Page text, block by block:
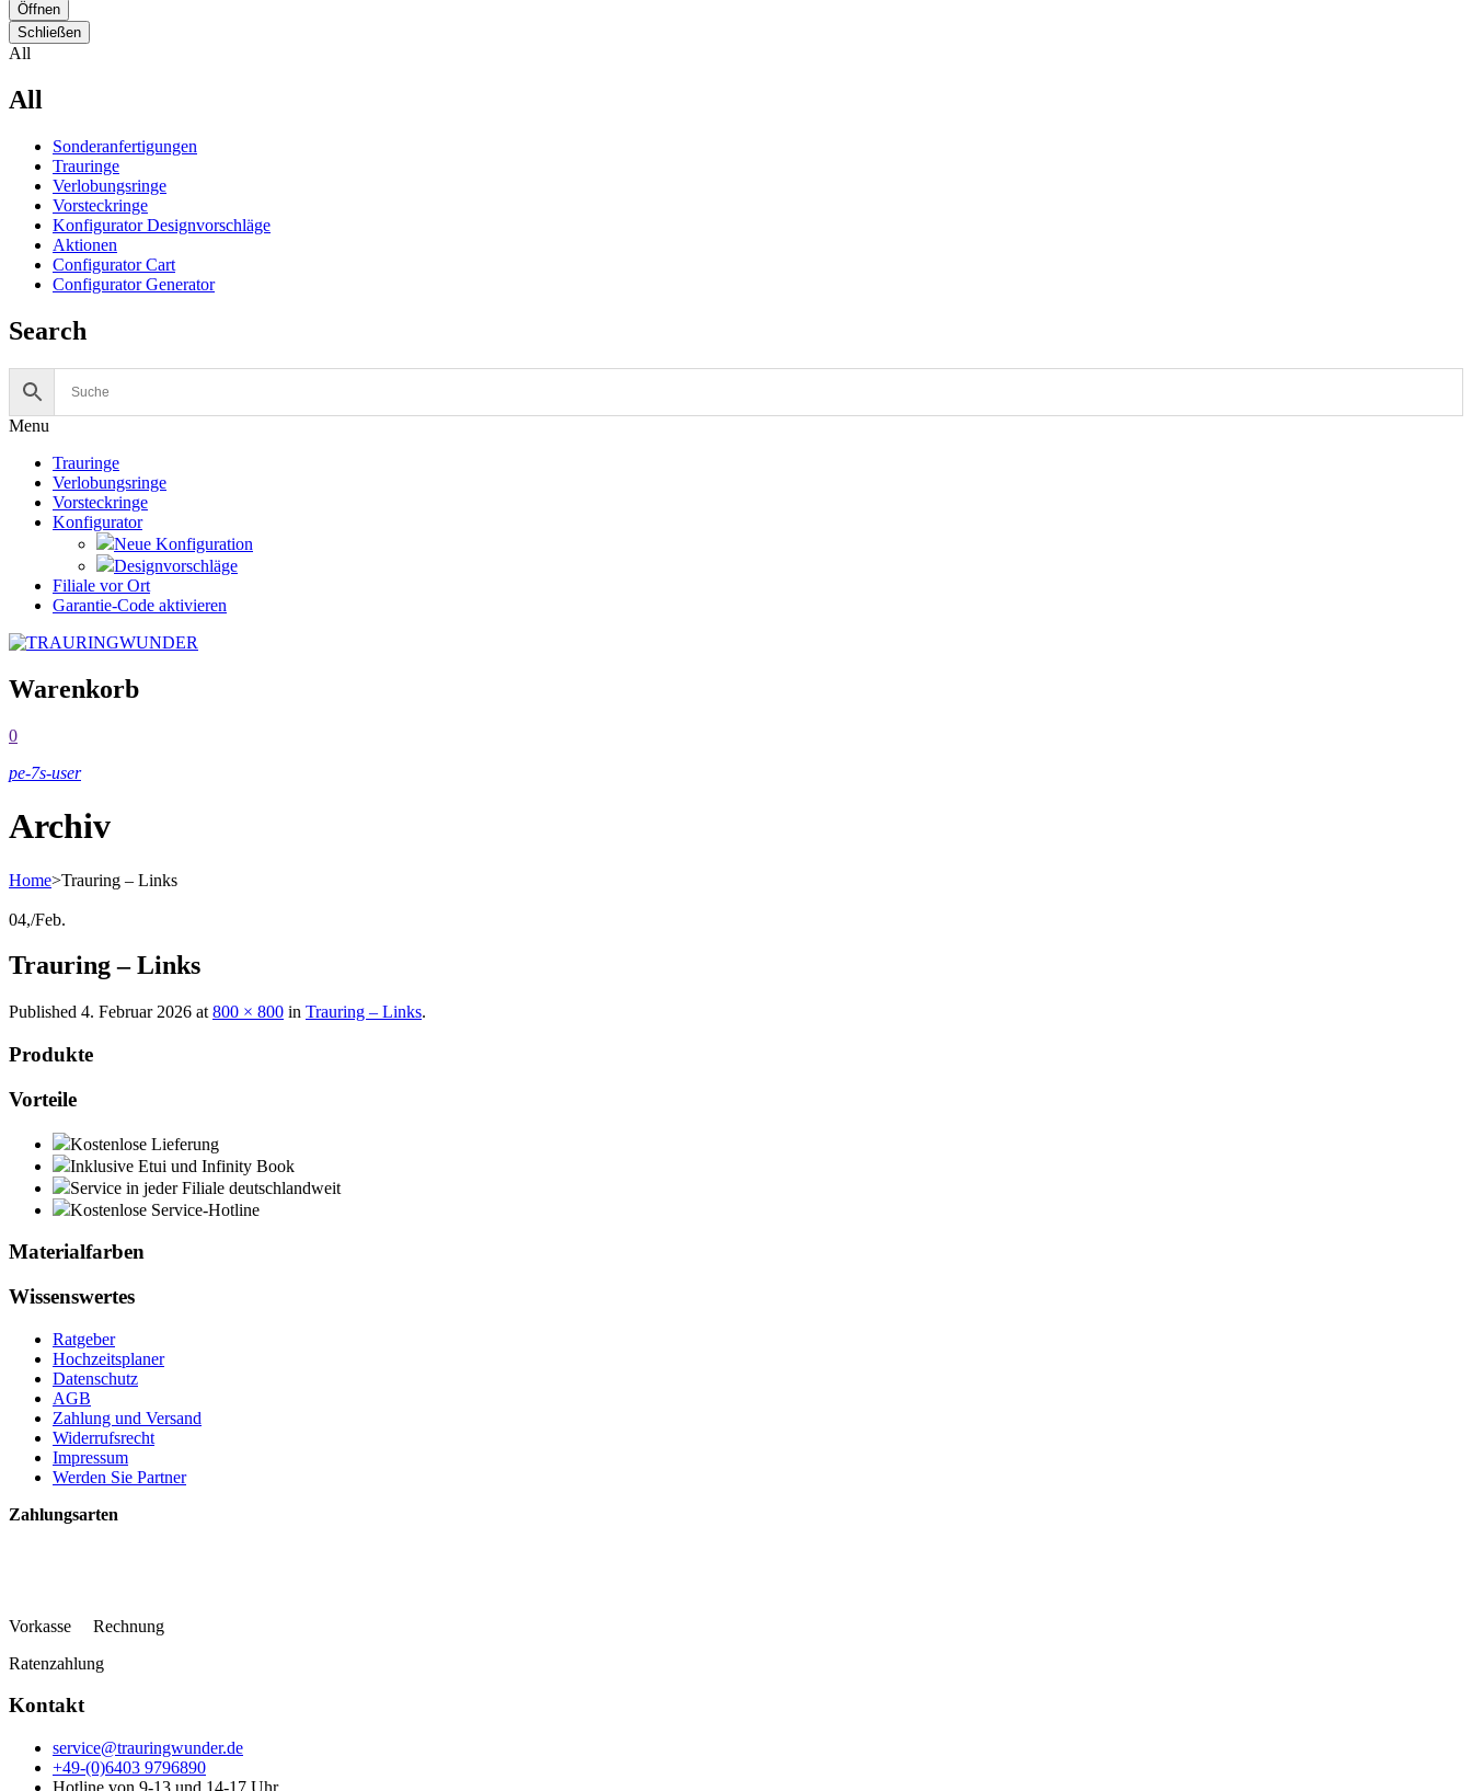
Öffnen
Schließen
All
All
Sonderanfertigungen
Trauringe
Verlobungsringe
Vorsteckringe
Konfigurator Designvorschläge
Aktionen
Configurator Cart
Configurator Generator
Search
Menu
Trauringe
Verlobungsringe
Vorsteckringe
Konfigurator
Neue Konfiguration
Designvorschläge
Filiale vor Ort
Garantie-Code aktivieren
Warenkorb
0
pe-7s-user
Archiv
Home>Trauring – Links
04,/Feb.
Trauring – Links
Published 4. Februar 2026 at 800 × 800 in Trauring – Links.
Produkte
Vorteile
Kostenlose Lieferung
Inklusive Etui und Infinity Book
Service in jeder Filiale deutschlandweit
Kostenlose Service-Hotline
Materialfarben
Wissenswertes
Ratgeber
Hochzeitsplaner
Datenschutz
AGB
Zahlung und Versand
Widerrufsrecht
Impressum
Werden Sie Partner
Zahlungsarten
Vorkasse Rechnung
Ratenzahlung
Kontakt
service@trauringwunder.de
+49-(0)6403 9796890